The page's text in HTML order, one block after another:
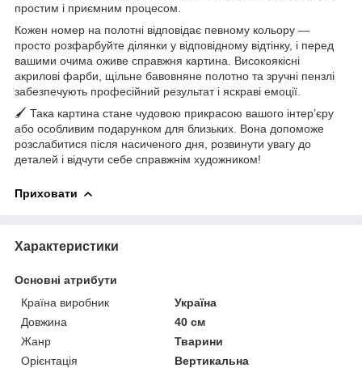
простим і приємним процесом.
Кожен номер на полотні відповідає певному кольору —
просто розфарбуйте ділянки у відповідному відтінку, і перед
вашими очима оживе справжня картина. Високоякісні
акрилові фарби, щільне бавовняне полотно та зручні пензлі
забезпечують професійний результат і яскраві емоції.
🖌 Така картина стане чудовою прикрасою вашого інтер’єру
або особливим подарунком для близьких. Вона допоможе
розслабитися після насиченого дня, розвинути увагу до
деталей і відчути себе справжнім художником!
Приховати
Характеристики
Основні атрибути
Країна виробник
Україна
Довжина
40 см
Жанр
Тварини
Орієнтація
Вертикальна